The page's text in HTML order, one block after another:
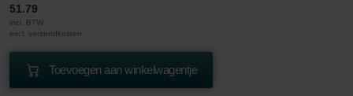
51.79
incl. BTW
excl. verzendkosten
Toevoegen aan winkelwagentje